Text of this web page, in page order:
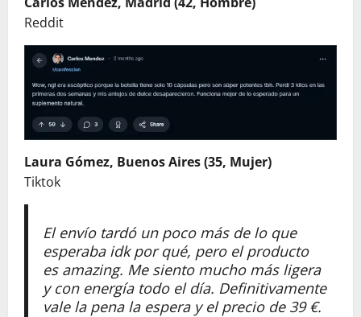
Reddit
Laura Gómez, Buenos Aires (35, Mujer)
Tiktok
El envío tardó un poco más de lo que
esperaba idk por qué, pero el producto
es amazing. Me siento mucho más ligera
y con energía todo el día. Definitivamente
vale la pena la espera y el precio de 39 €.